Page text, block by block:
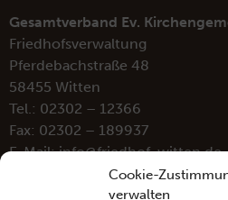
Cookie-
verwalten
Gesamtverband Ev.
Friedhofsverwaltung
Pferdebachstraße 48
58455 Witten
Tel.: 02302 – 12366
Fax: 02302 – 189937
E-Mail:info@friedhof-witten.de